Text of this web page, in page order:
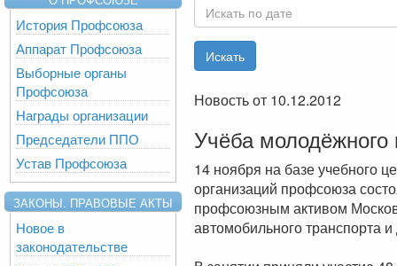
История Профсоюза
Аппарат Профсоюза
Выборные органы
Профсоюза
Награды организации
Председатели ППО
Устав Профсоюза
ЗАКОНЫ. ПРАВОВЫЕ АКТЫ
Новое в
законодательстве
Новость от 10.12.2012
Учёба
14 ноября на базе учебного
организаций профсоюза
профсоюзным активом
автомобильного транспорта